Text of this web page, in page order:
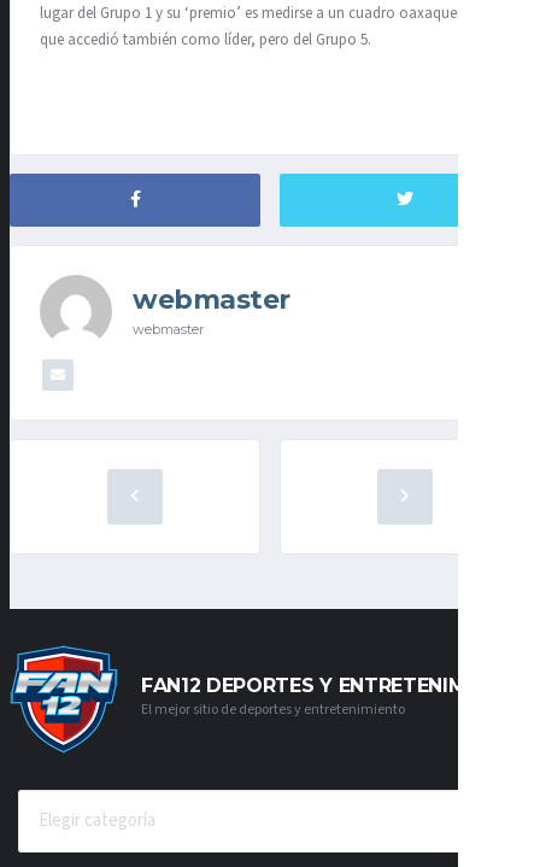
lugar del Grupo 1 y su ‘premio’ es medirse a un cuadro oaxaqueño
que accedió también como líder, pero del Grupo 5.
webmaster
webmaster
FAN12 DEPORTES Y ENTRETENIMIENTO
El mejor sitio de deportes y entretenimiento